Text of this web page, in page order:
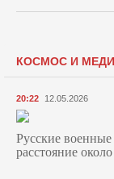
КОСМОС И
20:22 12.05.2026
Русские
расстояние